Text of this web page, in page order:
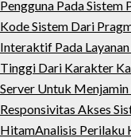
Pengguna Pada Sistem
Kode Sistem Dari
Interaktif Pada
Tinggi Dari Karakter
Server Untuk
Responsivitas Akses
HitamAnalisis Perilaku